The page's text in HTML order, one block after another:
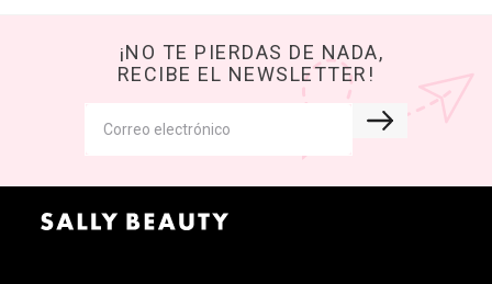
¡NO TE PIERDAS DE NADA,
RECIBE EL NEWSLETTER!